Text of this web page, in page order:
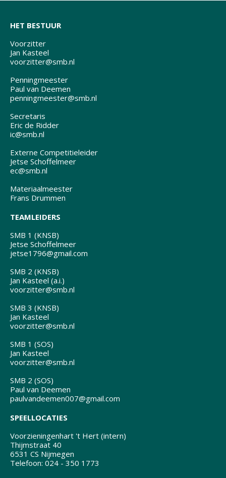
HET BESTUUR
Voorzitter
Jan Kasteel
voorzitter@smb.nl
Penningmeester
Paul van Deemen
penningmeester@smb.nl
Secretaris
Eric de Ridder
ic@smb.nl
Externe Competitieleider
Jetse Schoffelmeer
ec@smb.nl
Materiaalmeester
Frans Drummen
TEAMLEIDERS
SMB 1 (KNSB)
Jetse Schoffelmeer
jetse1796@gmail.com
SMB 2 (KNSB)
Jan Kasteel (a.i.)
voorzitter@smb.nl
SMB 3 (KNSB)
Jan Kasteel
voorzitter@smb.nl
SMB 1 (SOS)
Jan Kasteel
voorzitter@smb.nl
SMB 2 (SOS)
Paul van Deemen
paulvandeemen007@gmail.com
SPEELLOCATIES
Voorzieningenhart 't Hert (intern)
Thijmstraat 40
6531 CS Nijmegen
Telefoon: 024 - 350 1773